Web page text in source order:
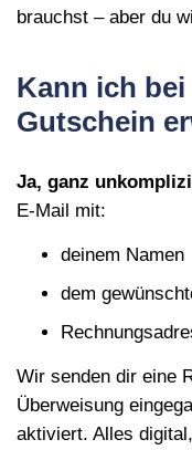
brauchst – aber du
Kann ich
Gutschein
Ja, ganz
E‑Mail mit:
deinem Namen
dem
Wir senden dir eine
Überweisung
aktiviert. Alles